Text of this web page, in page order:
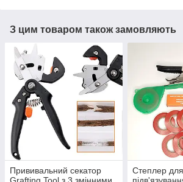
З цим товаром також замовляють
Прививальний секатор
Степлер для